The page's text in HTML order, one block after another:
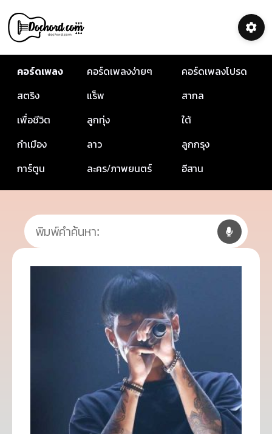
คอร์ดเพลง คอร์ดเพลงง่ายๆ
คอร์ดเพลงโปรด
สตริง
แร็พ
สากล
เพื่อชีวิต
ลูกทุ่ง
ใต้
กำเมือง
ลาว
ลูกกรุง
การ์ตูน
ละคร/ภาพยนตร์ อีสาน